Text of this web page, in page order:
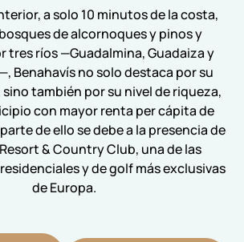
a solo 10 minutos de la costa,
de alcornoques y pinos y
tres ríos —Guadalmina, Guadaiza y
Benahavís no solo destaca por su
también por su nivel de riqueza,
con mayor renta per cápita de
de ello se debe a la presencia de
& Country Club, una de las
y de golf más exclusivas
de Europa.